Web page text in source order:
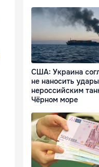
США: Украина
не наносить
нероссийским
Чёрном море